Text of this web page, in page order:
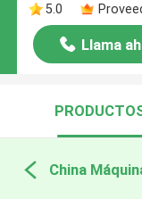
5.0
Llama
China